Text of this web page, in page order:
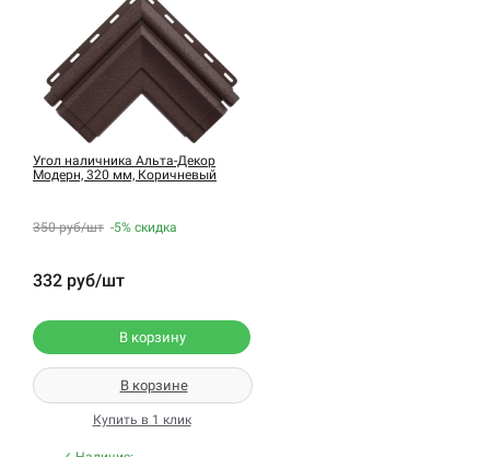
Угол наличника Альта-Декор
Модерн, 320 мм, Коричневый
350 руб/шт -5% скидка
332 руб/шт
В корзину
В корзине
Купить в 1 клик